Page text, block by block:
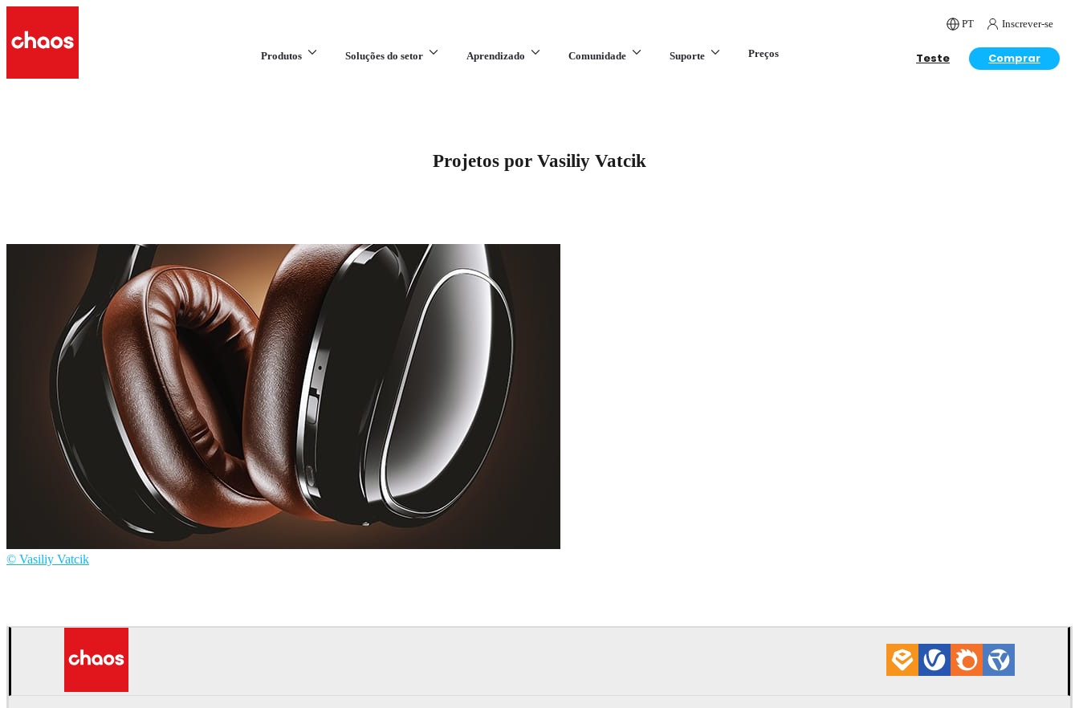
PT Inscrever-se
Produtos Soluções do setor Aprendizado Comunidade Suporte Preços Teste Comprar
Projetos por Vasiliy Vatcik
© Vasiliy Vatcik